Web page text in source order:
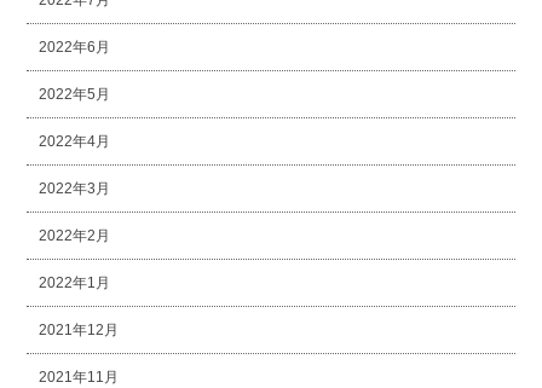
2022年6月
2022年5月
2022年4月
2022年3月
2022年2月
2022年1月
2021年12月
2021年11月